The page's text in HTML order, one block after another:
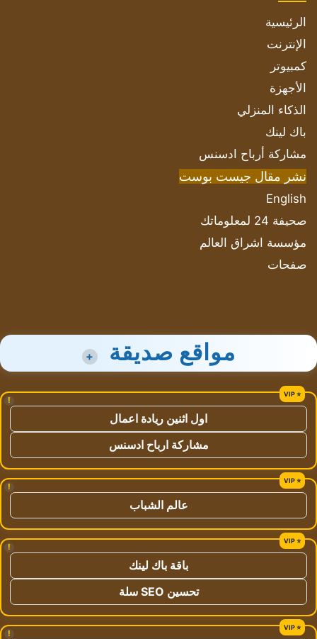
الرئيسية
الإنترنت
كمبيوتر
الأجهزة
الذكاء المنزلي
باك لينك
مشاركة أرباح ادسنس
نشر مقال جيست بوست
English
صحيفة 24 لمعلوماتك
مؤسسة اشراق العالم
صفحات
مواقع صديقة +
!
اول اثنين ريادة اعمال
مشاركة ارباح ادسنس
!
عالم الشباب
!
باقة باك لينك
تحسين SEO سلة
!